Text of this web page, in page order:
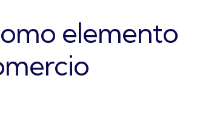
elemento